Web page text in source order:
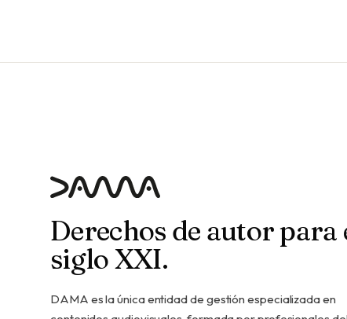
Derechos de autor para
siglo XXI.
DAMA es la única entidad de gestión especializada en